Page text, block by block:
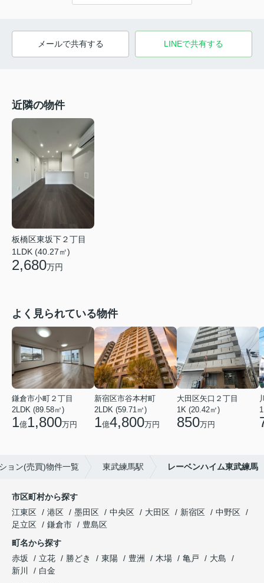
メールで共有する LINEで共有する
近隣の物件
板橋区東坂下２丁目
1LDK (40.27㎡)
2,680万円
よく見られている物件
鎌倉市小町２丁目
2LDK (89.58㎡)
1億1,800万円
新宿区市谷本村町
2LDK (59.71㎡)
1億4,800万円
大田区矢口２丁目
1K (20.42㎡)
850万円
ョン(売買)物件一覧 東武練馬駅 レーベンハイム東武練馬
市区町村から探す
江東区
港区 墨田区 中央区 大田区 新宿区
中野区
足立区
鎌倉市
豊島区
町名から探す
赤坂
立花 勝どき 東陽 豊洲 木場 亀戸
大島
新川
白金